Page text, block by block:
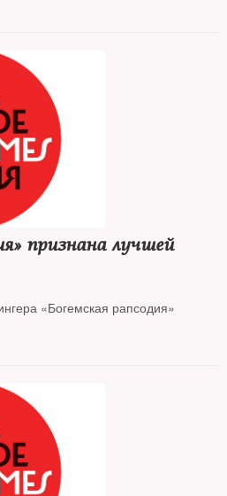
признана лучшей
«Богемская рапсодия»